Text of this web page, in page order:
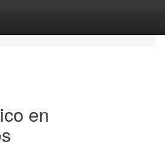
en